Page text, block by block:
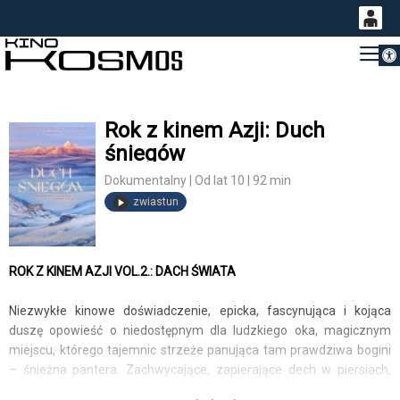
<'
0
14 52
Rok z kinem Azji: Duch
śniegów
Dokumentalny | Od lat 10 | 92 min
zwiastun
ROK Z KINEM AZJI VOL.2.: DACH ŚWIATA
Niezwykłe kinowe doświadczenie, epicka, fascynująca i kojąca
duszę opowieść o niedostępnym dla ludzkiego oka, magicznym
miejscu, którego tajemnic strzeże panująca tam prawdziwa bogini
– śnieżna pantera. Zachwycające, zapierające dech w piersiach,